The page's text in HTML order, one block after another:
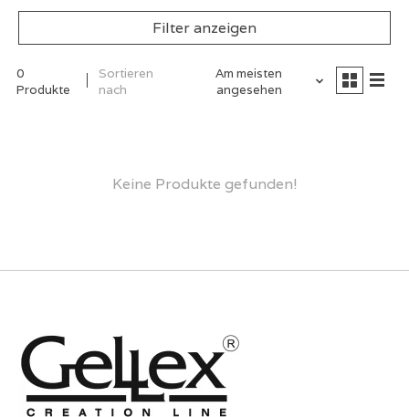
Filter anzeigen
0
Produkte
Sortieren
nach
Am meisten
angesehen
Keine Produkte gefunden!